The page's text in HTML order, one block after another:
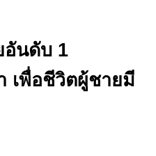
อันดับ 1
เพื่อชีวิตผู้ชายมี